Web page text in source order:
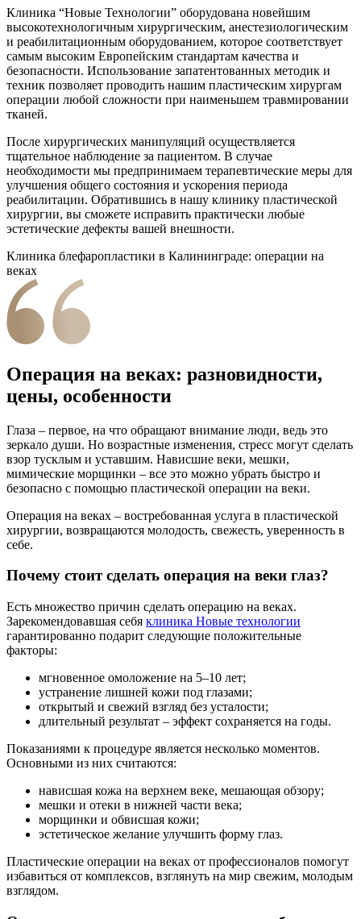
Клиника “Новые Технологии” оборудована новейшим
высокотехнологичным хирургическим, анестезиологическим
и реабилитационным оборудованием, которое соответствует
самым высоким Европейским стандартам качества и
безопасности. Использование запатентованных методик и
техник позволяет проводить нашим пластическим хирургам
операции любой сложности при наименьшем травмировании
тканей.
После хирургических манипуляций осуществляется
тщательное наблюдение за пациентом. В случае
необходимости мы предпринимаем терапевтические меры для
улучшения общего состояния и ускорения периода
реабилитации. Обратившись в нашу клинику пластической
хирургии, вы сможете исправить практически любые
эстетические дефекты вашей внешности.
Клиника блефаропластики в Калининграде: операции на
веках
Операция на веках: разновидности,
цены, особенности
Глаза – первое, на что обращают внимание люди, ведь это
зеркало души. Но возрастные изменения, стресс могут сделать
взор тусклым и уставшим. Нависшие веки, мешки,
мимические морщинки – все это можно убрать быстро и
безопасно с помощью пластической операции на веки.
Операция на веках – востребованная услуга в пластической
хирургии, возвращаются молодость, свежесть, уверенность в
себе.
Почему стоит сделать операция на веки глаз?
Есть множество причин сделать операцию на веках.
Зарекомендовавшая себя клиника Новые технологии
гарантированно подарит следующие положительные
факторы:
мгновенное омоложение на 5–10 лет;
устранение лишней кожи под глазами;
открытый и свежий взгляд без усталости;
длительный результат – эффект сохраняется на годы.
Показаниями к процедуре является несколько моментов.
Основными из них считаются:
нависшая кожа на верхнем веке, мешающая обзору;
мешки и отеки в нижней части века;
морщинки и обвисшая кожи;
эстетическое желание улучшить форму глаз.
Пластические операции на веках от профессионалов помогут
избавиться от комплексов, взглянуть на мир свежим, молодым
взглядом.